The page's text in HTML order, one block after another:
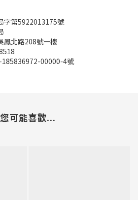
字第5922013175號
鳳北路208號一樓
00000-4號
您可能喜歡...